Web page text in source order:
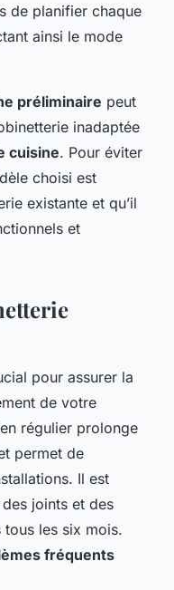
de planifier chaque
ainsi le mode
préliminaire peut
inadaptée
cuisine. Pour éviter
choisi est
existante et qu’il
et
pour assurer la
de votre
régulier prolonge
permet de
Il est
joints et des
les six mois.
fréquents